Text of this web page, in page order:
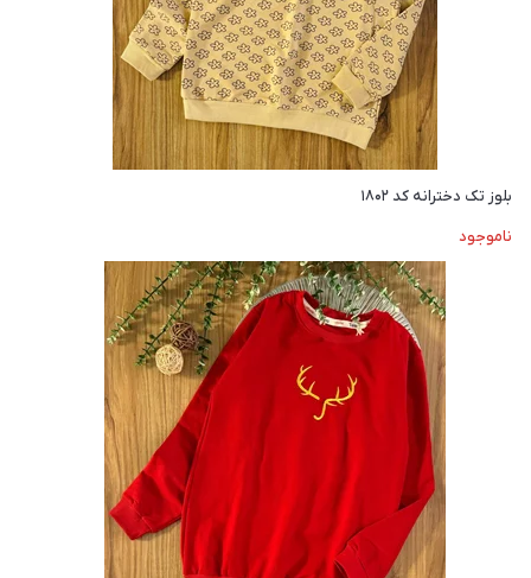
بلوز تک دخترانه کد ۱۸۰۲
ناموجود